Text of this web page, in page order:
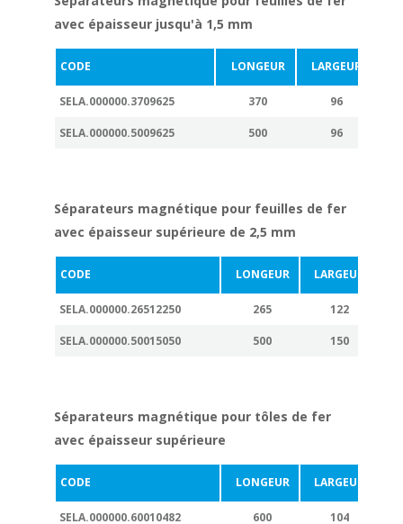
avec épaisseur jusqu'à 1,5 mm
CODE LONGEUR LARGEUR
SELA.000000.3709625 370 96
SELA.000000.5009625 500 96
Séparateurs magnétique pour feuilles de fer
avec épaisseur supérieure de 2,5 mm
CODE LONGEUR LARGEUR
SELA.000000.26512250 265 122
SELA.000000.50015050 500 150
Séparateurs magnétique pour tôles de fer
avec épaisseur supérieure
CODE LONGEUR LARGEUR
SELA.000000.60010482 600 104